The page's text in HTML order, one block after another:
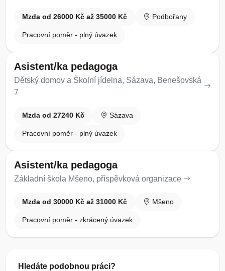
Mzda od 26000 Kč až 35000 Kč Podbořany
Pracovní poměr - plný úvazek
Asistent/ka pedagoga
Dětský domov a Školní jídelna, Sázava, Benešovská
7
Mzda od 27240 Kč Sázava
Pracovní poměr - plný úvazek
Asistent/ka pedagoga
Základní škola Mšeno, příspěvková organizace
Mzda od 30000 Kč až 31000 Kč Mšeno
Pracovní poměr - zkrácený úvazek
Hledáte podobnou práci?